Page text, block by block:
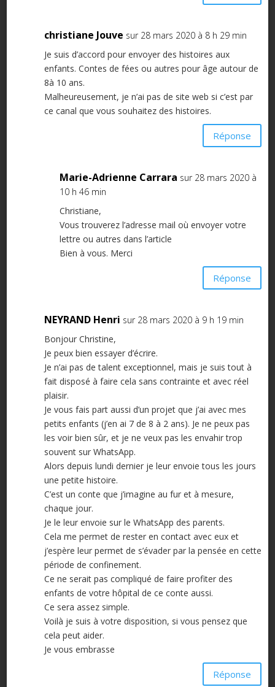
christiane Jouve sur 28 mars 2020 à 8 h 29 min
Je suis d’accord pour envoyer des histoires aux
enfants. Contes de fées ou autres pour âge autour de
8à 10 ans.
Malheureusement, je n’ai pas de site web si c’est par
ce canal que vous souhaitez des histoires.
Réponse
Marie-Adrienne Carrara sur 28 mars 2020 à
10 h 46 min
Christiane,
Vous trouverez l’adresse mail où envoyer votre
lettre ou autres dans l’article
Bien à vous. Merci
Réponse
NEYRAND Henri sur 28 mars 2020 à 9 h 19 min
Bonjour Christine,
Je peux bien essayer d’écrire.
Je n’ai pas de talent exceptionnel, mais je suis tout à
fait disposé à faire cela sans contrainte et avec réel
plaisir.
Je vous fais part aussi d’un projet que j’ai avec mes
petits enfants (j’en ai 7 de 8 à 2 ans). Je ne peux pas
les voir bien sûr, et je ne veux pas les envahir trop
souvent sur WhatsApp.
Alors depuis lundi dernier je leur envoie tous les jours
une petite histoire.
C’est un conte que j’imagine au fur et à mesure,
chaque jour.
Je le leur envoie sur le WhatsApp des parents.
Cela me permet de rester en contact avec eux et
j’espère leur permet de s’évader par la pensée en cette
période de confinement.
Ce ne serait pas compliqué de faire profiter des
enfants de votre hôpital de ce conte aussi.
Ce sera assez simple.
Voilà je suis à votre disposition, si vous pensez que
cela peut aider.
Je vous embrasse
Réponse